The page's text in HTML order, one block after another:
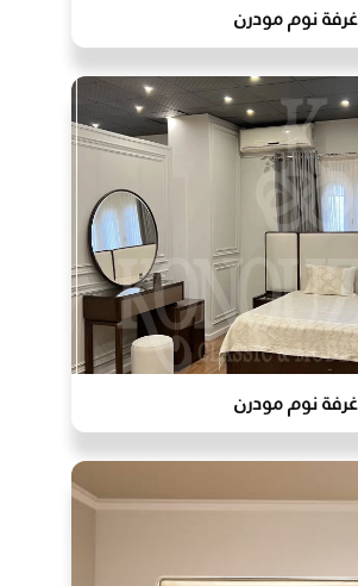
غرفة نوم مودرن
غرفة نوم مودرن